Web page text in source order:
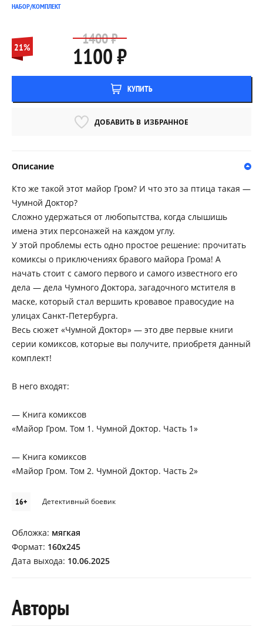
НАБОР/КОМПЛЕКТ
21% 1400 ₽
1100 ₽
КУПИТЬ
ДОБАВИТЬ В ИЗБРАННОЕ
Описание
Кто же такой этот майор Гром? И что это за птица такая —
Чумной Доктор?
Сложно удержаться от любопытства, когда слышишь
имена этих персонажей на каждом углу.
У этой проблемы есть одно простое решение: прочитать
комиксы о приключениях бравого майора Грома! А
начать стоит с самого первого и самого известного его
дела — дела Чумного Доктора, загадочного мстителя в
маске, который стал вершить кровавое правосудие на
улицах Санкт-Петербурга.
Весь сюжет «Чумной Доктор» — это две первые книги
серии комиксов, которые вы получите, приобретя данный
комплект!
В него входят:
— Книга комиксов
«Майор Гром. Том 1. Чумной Доктор. Часть 1»
— Книга комиксов
«Майор Гром. Том 2. Чумной Доктор. Часть 2»
16+ Детективный боевик
Обложка: мягкая
Формат: 160х245
Дата выхода: 10.06.2025
Авторы